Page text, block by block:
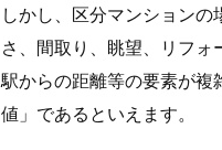
しかし、区分マンション
さ、間取り、眺望、リフ
駅からの距離等の要素が複
値」であるといえます。